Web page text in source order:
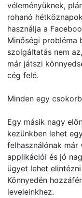
véleményüknek,
rohanó
használja a
Minőségi probléma
szolgáltatás nem
már játszi
cég felé.
Minden egy
Egy másik nagy
kezünkben lehet
felhasználónak már
applikációi és jó
ügyet lehet elintézni
Könnyedén
leveleinkhez.